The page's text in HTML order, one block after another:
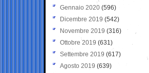
Gennaio 2020 (596)
Dicembre 2019 (542)
Novembre 2019 (316)
Ottobre 2019 (631)
Settembre 2019 (617)
Agosto 2019 (639)